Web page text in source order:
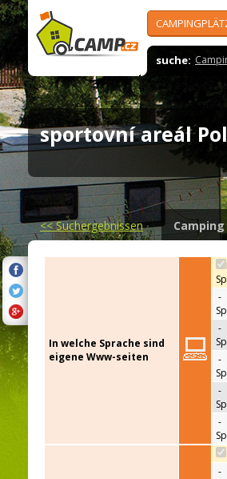
suche:
sportovní areál
<<Suchergebnissen Camping
In welche Sprache sind
eigene Www-seiten
-
-
-
-
-
-